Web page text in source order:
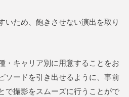
いため、飽きさせない演出を取り
・キャリア別に用意することをお
ソードを引き出せるように、事前
で撮影をスムーズに行うことがで